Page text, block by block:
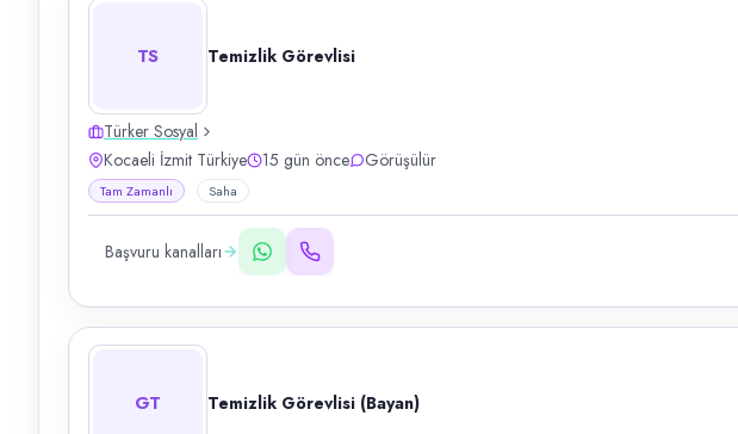
TS Temizlik Görevlisi
Türker Sosyal
Kocaeli İzmit Türkiye
15 gün önce Görüşülür
Tam Zamanlı Saha
Başvuru kanalları
GT Temizlik Görevlisi (Bayan)